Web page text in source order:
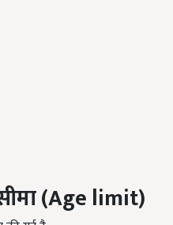
(Age limit)